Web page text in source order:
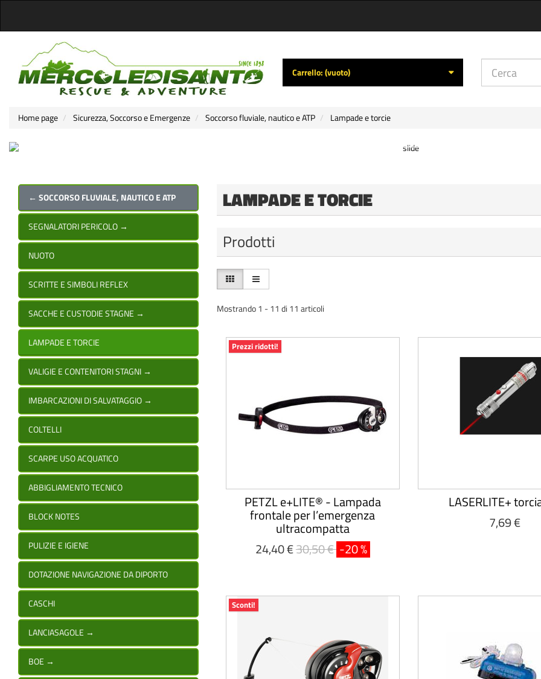
Carrello:(vuoto)
Home page Sicurezza, Soccorso e Emergenze Soccorso fluviale, nautico e ATP Lampade e torcie
← SOCCORSO FLUVIALE, NAUTICO E ATP
SEGNALATORI PERICOLO →
NUOTO
SCRITTE E SIMBOLI REFLEX
SACCHE E CUSTODIE STAGNE →
LAMPADE E TORCIE
VALIGIE E CONTENITORI STAGNI →
IMBARCAZIONI DI SALVATAGGIO →
COLTELLI
SCARPE USO ACQUATICO
ABBIGLIAMENTO TECNICO
BLOCK NOTES
PULIZIE E IGIENE
DOTAZIONE NAVIGAZIONE DA DIPORTO
CASCHI
LANCIASAGOLE →
BOE →
LAMPADE E TORCIE
Prodotti
Mostrando 1 - 11 di 11 articoli
Prezzi ridotti!
PETZL e+LITE® - Lampada
frontale per l’emergenza
ultracompatta
24,40 €30,50 € -20 %
LASERLITE+
7,69 €
Sconti!